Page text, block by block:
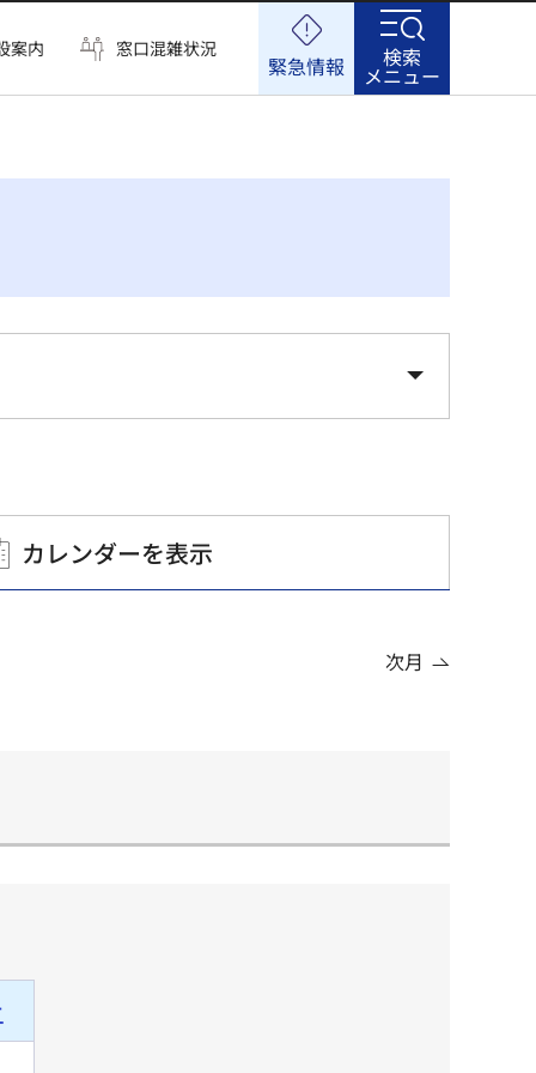
案内 窓口混雑状況
緊急情報 検索
メニュー
カレンダーを表示
次月